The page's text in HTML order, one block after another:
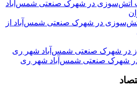
در شهرک صنعتی شمس‌آباد از
شهرک صنعتی شمس‌آباد شهر ری